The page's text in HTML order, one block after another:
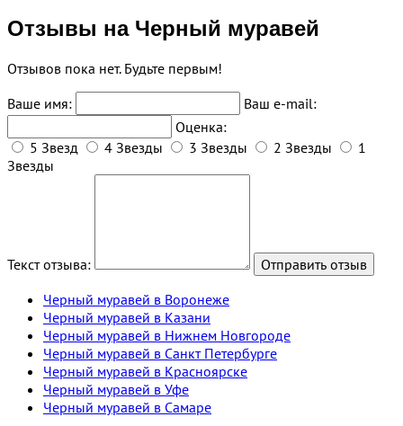
Отзывы на Черный муравей
Отзывов пока нет. Будьте первым!
Ваше имя:
Ваш e-mail:
Оценка:
5 Звезд
4 Звезды 3 Звезды 2 Звезды
1
Звезды
Текст отзыва:
Черный муравей в Воронеже
Черный муравей в Казани
Черный муравей в Нижнем Новгороде
Черный муравей в Санкт Петербурге
Черный муравей в Красноярске
Черный муравей в Уфе
Черный муравей в Самаре